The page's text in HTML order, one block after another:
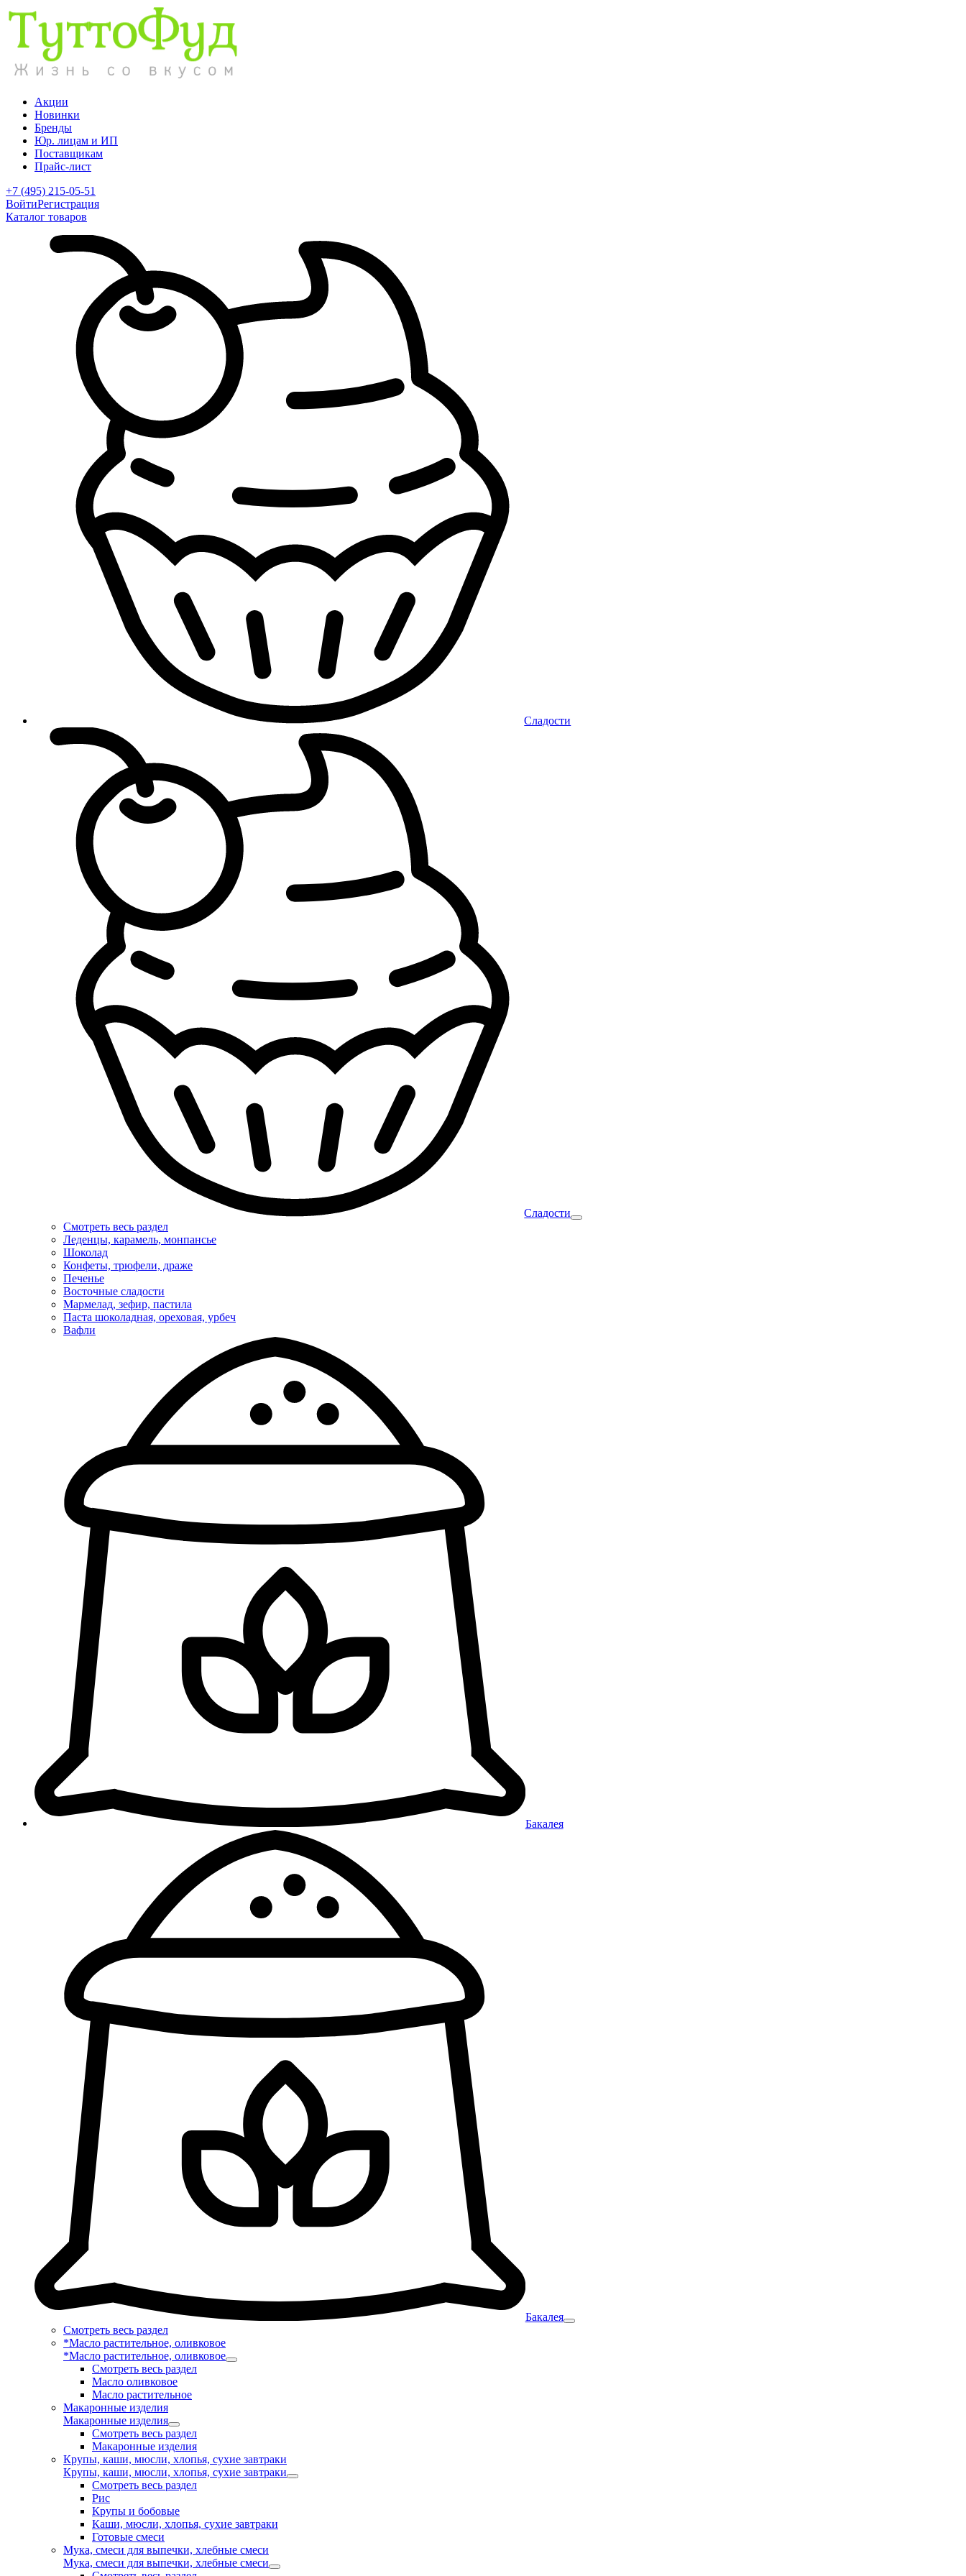
Акции
Новинки
Бренды
Юр. лицам и ИП
Поставщикам
Прайс-лист
+7 (495) 215-05-51
ВойтиРегистрация
Каталог товаров
Сладости
Сладости
Смотреть весь раздел
Леденцы, карамель, монпансье
Шоколад
Конфеты, трюфели, драже
Печенье
Восточные сладости
Мармелад, зефир, пастила
Паста шоколадная, ореховая, урбеч
Вафли
Бакалея
Бакалея
Смотреть весь раздел
*Масло растительное, оливковое
*Масло растительное, оливковое
Смотреть весь раздел
Масло оливковое
Масло растительное
Макаронные изделия
Макаронные изделия
Смотреть весь раздел
Макаронные изделия
Крупы, каши, мюсли, хлопья, сухие завтраки
Крупы, каши, мюсли, хлопья, сухие завтраки
Смотреть весь раздел
Рис
Крупы и бобовые
Каши, мюсли, хлопья, сухие завтраки
Готовые смеси
Мука, смеси для выпечки, хлебные смеси
Мука, смеси для выпечки, хлебные смеси